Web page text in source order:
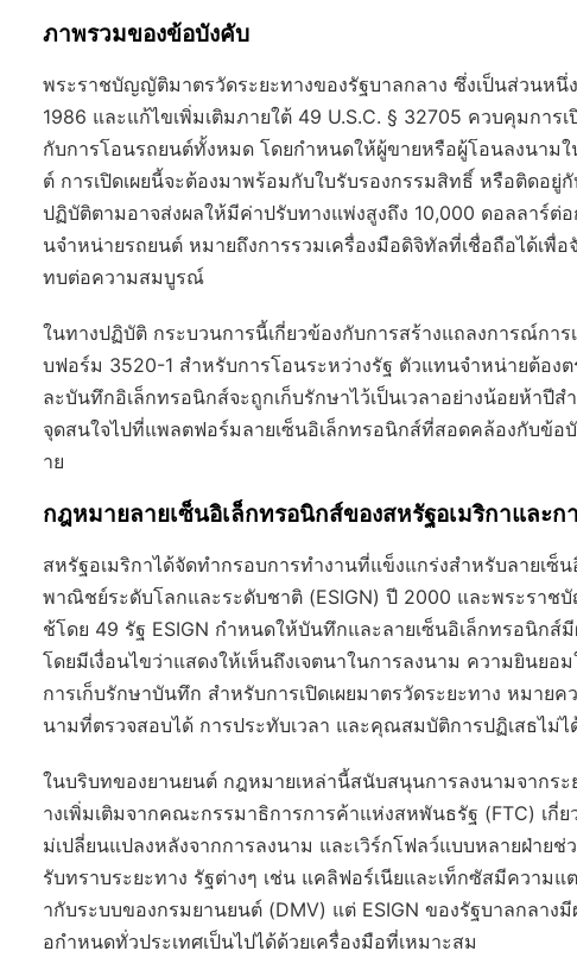
ภาพรวมของข้อบังคับ
พระราชบัญญัติมาตรวัดระยะทางของรัฐบาลกลาง ซึ่งเป็นส่วนห
1986 และแก้ไขเพิ่มเติมภายใต้ 49 U.S.C. § 32705 ควบคุมการ
กับการโอนรถยนต์ทั้งหมด โดยกำหนดให้ผู้ขายหรือผู้โอนลงนา
ต์ การเปิดเผยนี้จะต้องมาพร้อมกับใบรับรองกรรมสิทธิ์ หรือติดอ
ปฏิบัติตามอาจส่งผลให้มีค่าปรับทางแพ่งสูงถึง 10,000 ดอลลาร์
นจำหน่ายรถยนต์ หมายถึงการรวมเครื่องมือดิจิทัลที่เชื่อถือได้เพื่อ
ทบต่อความสมบูรณ์
ในทางปฏิบัติ กระบวนการนี้เกี่ยวข้องกับการสร้างแถลงการณ์กา
บฟอร์ม 3520-1 สำหรับการโอนระหว่างรัฐ ตัวแทนจำหน่ายต้อง
ละบันทึกอิเล็กทรอนิกส์จะถูกเก็บรักษาไว้เป็นเวลาอย่างน้อยห้าปี
จุดสนใจไปที่แพลตฟอร์มลายเซ็นอิเล็กทรอนิกส์ที่สอดคล้องกับข้อ
าย
กฎหมายลายเซ็นอิเล็กทรอนิกส์ของสหรัฐอเมริกาและก
สหรัฐอเมริกาได้จัดทำกรอบการทำงานที่แข็งแกร่งสำหรับลายเ
พาณิชย์ระดับโลกและระดับชาติ (ESIGN) ปี 2000 และพระราช
ช้โดย 49 รัฐ ESIGN กำหนดให้บันทึกและลายเซ็นอิเล็กทรอนิกส์
โดยมีเงื่อนไขว่าแสดงให้เห็นถึงเจตนาในการลงนาม ความยินย
การเก็บรักษาบันทึก สำหรับการเปิดเผยมาตรวัดระยะทาง หมาย
นามที่ตรวจสอบได้ การประทับเวลา และคุณสมบัติการปฏิเสธไม่ไ
ในบริบทของยานยนต์ กฎหมายเหล่านี้สนับสนุนการลงนามจากร
างเพิ่มเติมจากคณะกรรมาธิการการค้าแห่งสหพันธรัฐ (FTC) เกี่
ม่เปลี่ยนแปลงหลังจากการลงนาม และเวิร์กโฟลว์แบบหลายฝ่าย
รับทราบระยะทาง รัฐต่างๆ เช่น แคลิฟอร์เนียและเท็กซัสมีความ
ากับระบบของกรมยานยนต์ (DMV) แต่ ESIGN ของรัฐบาลกลา
อกำหนดทั่วประเทศเป็นไปได้ด้วยเครื่องมือที่เหมาะสม